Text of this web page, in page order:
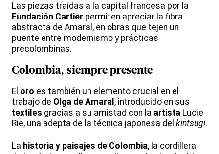
Las piezas traídas a la capital francesa por la
Fundación Cartier permiten apreciar la fibra
abstracta de Amaral, en obras que tejen un
puente entre modernismo y prácticas
precolombinas.
Colombia, siempre presente
El oro es también un elemento crucial en el
trabajo de Olga de Amaral , introducido en sus
textiles gracias a su amistad con la artista Lucie
Rie, una adepta de la técnica japonesa del kintsugi.
La historia y paisajes de Colombia, la cordillera